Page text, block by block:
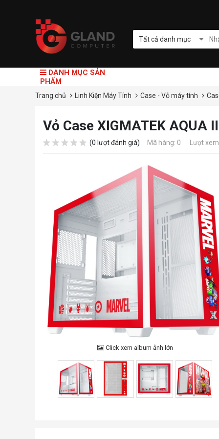
Tất cả danh mục
DANH MỤC SẢN
PHẨM
Trang chủ Linh Kiện Máy Tính Case - Vỏ máy tính
Vỏ Case XIGMATEK AQUA
(0 lượt đánh giá) Mã hàng: 0 Lượt
Click xem album ảnh lớn